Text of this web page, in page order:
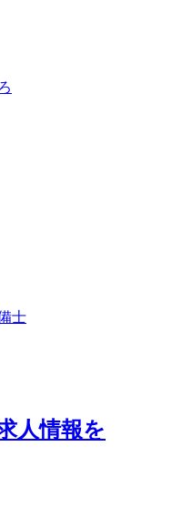
士
人情報を